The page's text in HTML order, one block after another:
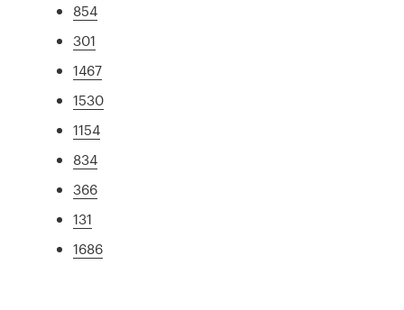
854
301
1467
1530
1154
834
366
131
1686